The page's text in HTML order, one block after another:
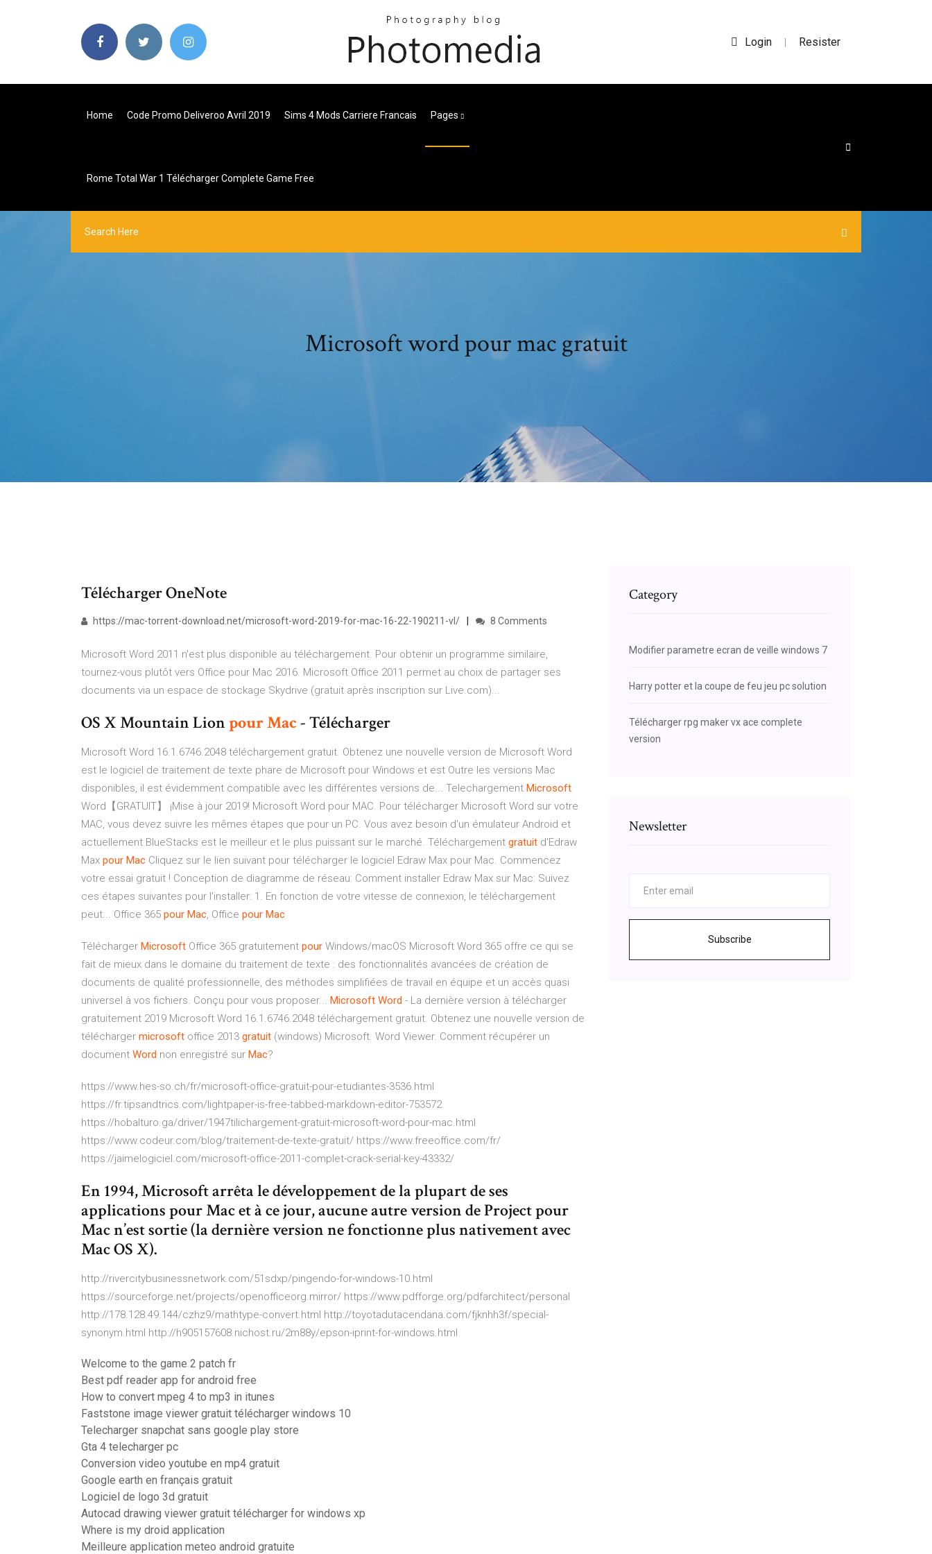
Login | Resister
Home Code Promo Deliveroo Avril 2019 Sims 4 Mods Carriere Francais Pages
Rome Total War 1 Télécharger Complete Game Free
Microsoft word pour mac gratuit
Télécharger OneNote
https://mac-torrent-download.net/microsoft-word-2019-for-mac-16-22-190211-vl/ 8 Comments
Microsoft Word 2011 n'est plus disponible au téléchargement. Pour obtenir un programme similaire,
tournez-vous plutôt vers Office pour Mac 2016. Microsoft Office 2011 permet au choix de partager ses
documents via un espace de stockage Skydrive (gratuit après inscription sur Live.com)...
OS X Mountain LionpourMac- Télécharger
Microsoft Word 16.1.6746.2048 téléchargement gratuit. Obtenez une nouvelle version de Microsoft Word
est le logiciel de traitement de texte phare de Microsoft pour Windows et est Outre les versions Mac
disponibles, il est évidemment compatible avec les différentes versions de... Telechargement Microsoft
Word【GRATUIT】 ¡Mise à jour 2019! Microsoft Word pour MAC. Pour télécharger Microsoft Word sur votre
MAC, vous devez suivre les mêmes étapes que pour un PC. Vous avez besoin d'un émulateur Android et
actuellement BlueStacks est le meilleur et le plus puissant sur le marché. Téléchargement gratuit d'Edraw
Max pour Mac Cliquez sur le lien suivant pour télécharger le logiciel Edraw Max pour Mac. Commencez
votre essai gratuit ! Conception de diagramme de réseau: Comment installer Edraw Max sur Mac: Suivez
ces étapes suivantes pour l'installer: 1. En fonction de votre vitesse de connexion, le téléchargement
peut... Office 365 pour Mac, Office pour Mac
Télécharger Microsoft Office 365 gratuitement pour Windows/macOS Microsoft Word 365 offre ce qui se
fait de mieux dans le domaine du traitement de texte : des fonctionnalités avancées de création de
documents de qualité professionnelle, des méthodes simplifiées de travail en équipe et un accès quasi
universel à vos fichiers. Conçu pour vous proposer... Microsoft Word - La dernière version à télécharger
gratuitement 2019 Microsoft Word 16.1.6746.2048 téléchargement gratuit. Obtenez une nouvelle version de
télécharger microsoft office 2013 gratuit (windows) Microsoft. Word Viewer. Comment récupérer un
document Word non enregistré sur Mac?
https://www.hes-so.ch/fr/microsoft-office-gratuit-pour-etudiantes-3536.html
https://fr.tipsandtrics.com/lightpaper-is-free-tabbed-markdown-editor-753572
https://hobalturo.ga/driver/1947tilichargement-gratuit-microsoft-word-pour-mac.html
https://www.codeur.com/blog/traitement-de-texte-gratuit/ https://www.freeoffice.com/fr/
https://jaimelogiciel.com/microsoft-office-2011-complet-crack-serial-key-43332/
En 1994, Microsoft arrêta le développement de la plupart de ses
applications pour Mac et à ce jour, aucune autre version de Project pour
Mac n’est sortie (la dernière version ne fonctionne plus nativement avec
Mac OS X).
http://rivercitybusinessnetwork.com/51sdxp/pingendo-for-windows-10.html
https://sourceforge.net/projects/openofficeorg.mirror/ https://www.pdfforge.org/pdfarchitect/personal
http://178.128.49.144/czhz9/mathtype-convert.html http://toyotadutacendana.com/fjknhh3f/special-
synonym.html http://h905157608.nichost.ru/2m88y/epson-iprint-for-windows.html
Welcome to the game 2 patch fr
Best pdf reader app for android free
How to convert mpeg 4 to mp3 in itunes
Faststone image viewer gratuit télécharger windows 10
Telecharger snapchat sans google play store
Gta 4 telecharger pc
Conversion video youtube en mp4 gratuit
Google earth en français gratuit
Logiciel de logo 3d gratuit
Autocad drawing viewer gratuit télécharger for windows xp
Where is my droid application
Meilleure application meteo android gratuite
Category
Modifier parametre ecran de veille windows 7
Harry potter et la coupe de feu jeu pc solution
Télécharger rpg maker vx ace complete
version
Newsletter
Subscribe